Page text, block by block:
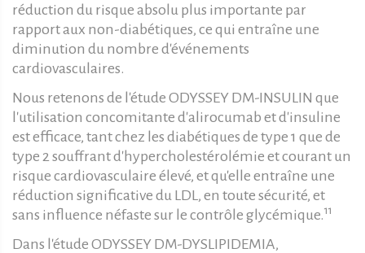
réduction du risque absolu plus importante par
rapport aux non-diabétiques, ce qui entraîne une
diminution du nombre d'événements
cardiovasculaires.
Nous retenons de l'étude ODYSSEY DM-INSULIN que
l'utilisation concomitante d'alirocumab et d'insuline
est efficace, tant chez les diabétiques de type 1 que de
type 2 souffrant d'hypercholestérolémie et courant un
risque cardiovasculaire élevé, et qu'elle entraîne une
réduction significative du LDL, en toute sécurité, et
sans influence néfaste sur le contrôle glycémique.11
Dans l'étude ODYSSEY DM-DYSLIPIDEMIA,